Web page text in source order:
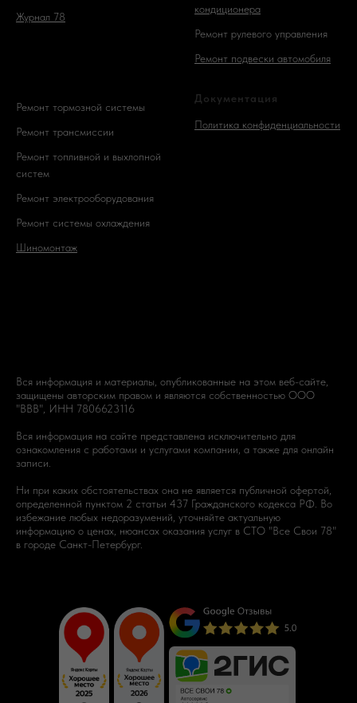
Журнал 78
кондиционера
Ремонт рулевого управления
Ремонт подвески автомобиля
Ремонт тормозной системы
Ремонт трансмиссии
Ремонт топливной и выхлопной
систем
Ремонт электрооборудования
Ремонт системы охлаждения
Шиномонтаж
Документация
Политика конфиденциальности
Вся информация и материалы, опубликованные на этом веб-сайте,
защищены авторским правом и являются собственностью ООО
"ВВВ", ИНН 7806623116
Вся информация на сайте представлена исключительно для
ознакомления с работами и услугами компании, а также для онлайн
записи.
Ни при каких обстоятельствах она не является публичной офертой,
определенной пунктом 2 статьи 437 Гражданского кодекса РФ. Во
избежание любых недоразумений, уточняйте актуальную
информацию о ценах, нюансах оказания услуг в СТО "Все Свои 78"
в городе Санкт-Петербург.